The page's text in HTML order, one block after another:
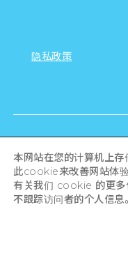
隐私政策
本网站在您的计算机上
此cookie来改善网站体
有关我们 cookie 的更多
不跟踪访问者的个人信息。